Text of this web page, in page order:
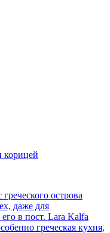
корицей
острова
даже для
в пост. Lara Kalfa
греческая кухня,